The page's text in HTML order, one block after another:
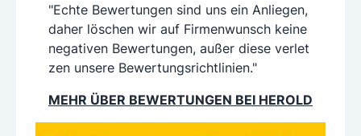
"Echte Bewertungen sind uns ein Anliegen,
daher löschen wir auf Firmenwunsch keine
negativen Bewertungen, außer diese verlet
zen unsere Bewertungsrichtlinien."
MEHR ÜBER BEWERTUNGEN BEI HEROLD